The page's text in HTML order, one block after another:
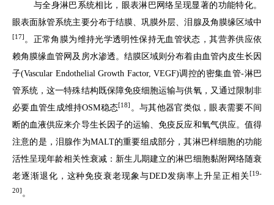
与全身淋巴系统相比，眼表淋巴网络呈现显著的功能特化。
眼表面脉管系统主要分布于结膜、巩膜外层、泪腺及角膜缘区域中
[17] 。正常角膜为维持光学透明性保持无血管状态，其营养供应依
赖角膜缘血管网及房水渗透。结膜区域则分布着由血管内皮生长因
子(Vascular Endothelial Growth Factor, VEGF)调控的密集血管-淋巴
管系统，这一特殊结构既保障免疫细胞运输与供氧，又通过限制非
必要血管生成维持OSM稳态[18] 。与其他器官类似，眼表需要不间
断的血液供应来介导生长因子的运输、免疫反应和氧气供应。值得
注意的是，泪腺作为MALT的重要组成部分，其淋巴样细胞的功能
活性呈现年龄相关性衰减：新生儿期建立的淋巴细胞黏附网络随衰
老逐渐退化，这种免疫衰老现象与DED发病率上升呈正相关[19-
20] 。